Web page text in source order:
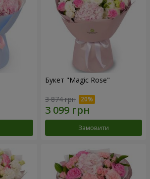
Букет "Magic Rose"
3 874 грн
Замовити